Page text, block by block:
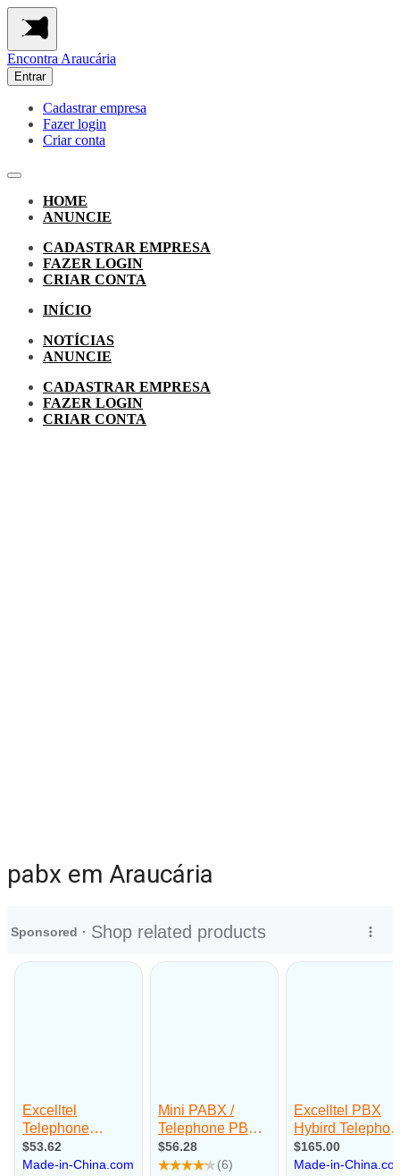
Encontra Araucária
Entrar
Cadastrar empresa
Fazer login
Criar conta
HOME
ANUNCIE
CADASTRAR EMPRESA
FAZER LOGIN
CRIAR CONTA
INÍCIO
NOTÍCIAS
ANUNCIE
CADASTRAR EMPRESA
FAZER LOGIN
CRIAR CONTA
pabx em Araucária